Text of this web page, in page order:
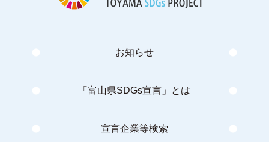
お知らせ
「富山県SDGs宣言」とは
宣言企業等検索